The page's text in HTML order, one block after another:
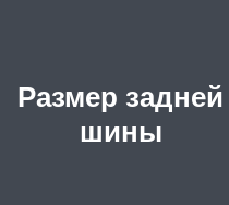
Размер задней
шины